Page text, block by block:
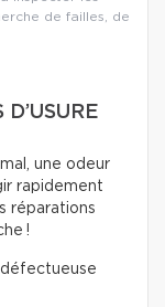
de failles, de
une odeur
rapidement
réparations
!